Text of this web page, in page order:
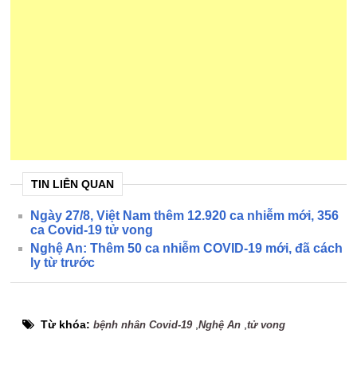
TIN LIÊN QUAN
Ngày 27/8, Việt Nam thêm 12.920 ca nhiễm mới, 356
ca Covid-19 tử vong
Nghệ An: Thêm 50 ca nhiễm COVID-19 mới, đã cách
ly từ trước
Từ khóa:bệnh nhân Covid-19,Nghệ An ,tử vong